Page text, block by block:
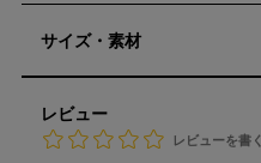
サイズ・素材
レビュー
レビューを書く